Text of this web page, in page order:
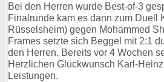
Bei den Herren wurde Best-of-3
Finalrunde kam es dann zum Duell
Rüsselsheim) gegen Mohammed
Frames setzte sich Beggel mit 2:1
den Herren. Bereits vor 4 Wochen
Herzlichen Glückwunsch Karl-
Leistungen.